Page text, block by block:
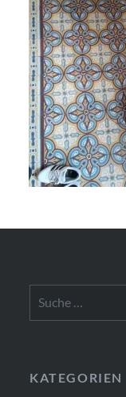
nach:
KATEGORIEN